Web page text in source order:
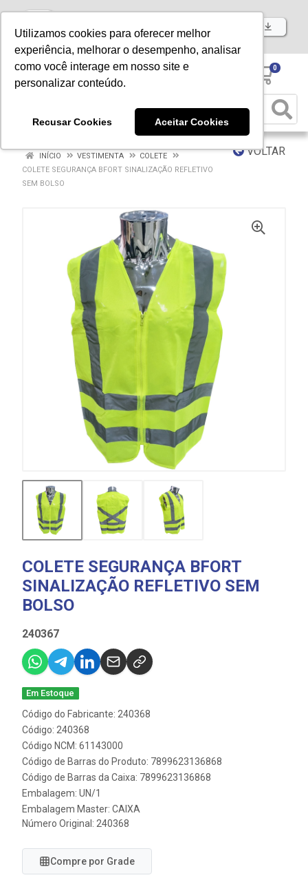
Utilizamos cookies para oferecer melhor
experiência, melhorar o desempenho, analisar
como você interage em nosso site e
personalizar conteúdo.
Recusar Cookies Aceitar Cookies
Baixe já nosso APP
0
VOLTAR
INÍCIO VESTIMENTA
COLETE
COLETE SEGURANÇA BFORT SINALIZAÇÃO REFLETIVO
SEM BOLSO
COLETE SEGURANÇA BFORT
SINALIZAÇÃO REFLETIVO SEM
BOLSO
240367
Em Estoque
Código do Fabricante: 240368
Código: 240368
Código NCM: 61143000
Código de Barras do Produto: 7899623136868
Código de Barras da Caixa: 7899623136868
Embalagem: UN/1
Embalagem Master: CAIXA
Número Original: 240368
Compre por Grade